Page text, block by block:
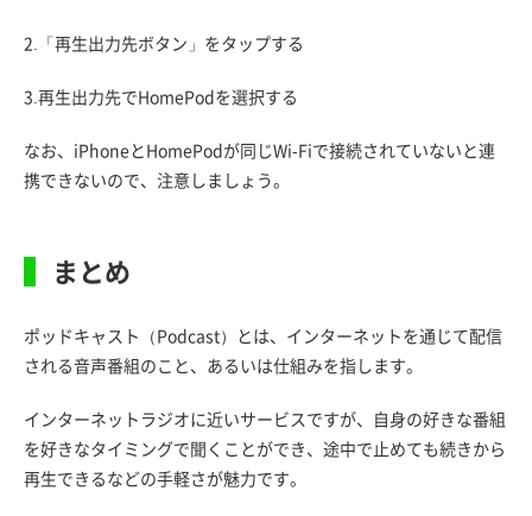
2.「再生出力先ボタン」をタップする
3.再生出力先でHomePodを選択する
なお、iPhoneとHomePodが同じWi-Fiで接続されていないと連
携できないので、注意しましょう。
まとめ
ポッドキャスト（Podcast）とは、インターネットを通じて配信
される音声番組のこと、あるいは仕組みを指します。
インターネットラジオに近いサービスですが、自身の好きな番組
を好きなタイミングで聞くことができ、途中で止めても続きから
再生できるなどの手軽さが魅力です。